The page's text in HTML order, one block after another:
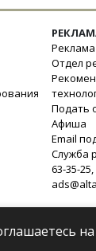
Отдел
Подать
Афиша
Email
Служба
63-35-